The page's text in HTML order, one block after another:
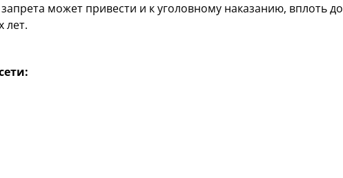
может привести и к уголовному наказанию, вплоть до
лет.